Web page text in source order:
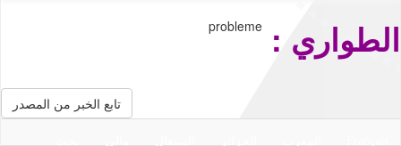
probleme الطواري :
تابع الخبر من المصدر